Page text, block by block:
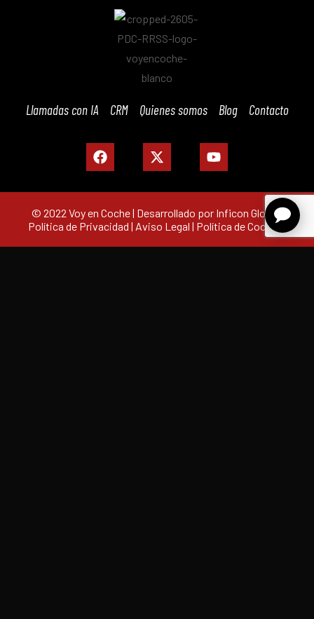
Llamadas con IA CRM Quienes somos Blog Contacto
© 2022 Voy en Coche | Desarrollado por Inficon Global |
Política de Privacidad | Aviso Legal | Política de Cookies